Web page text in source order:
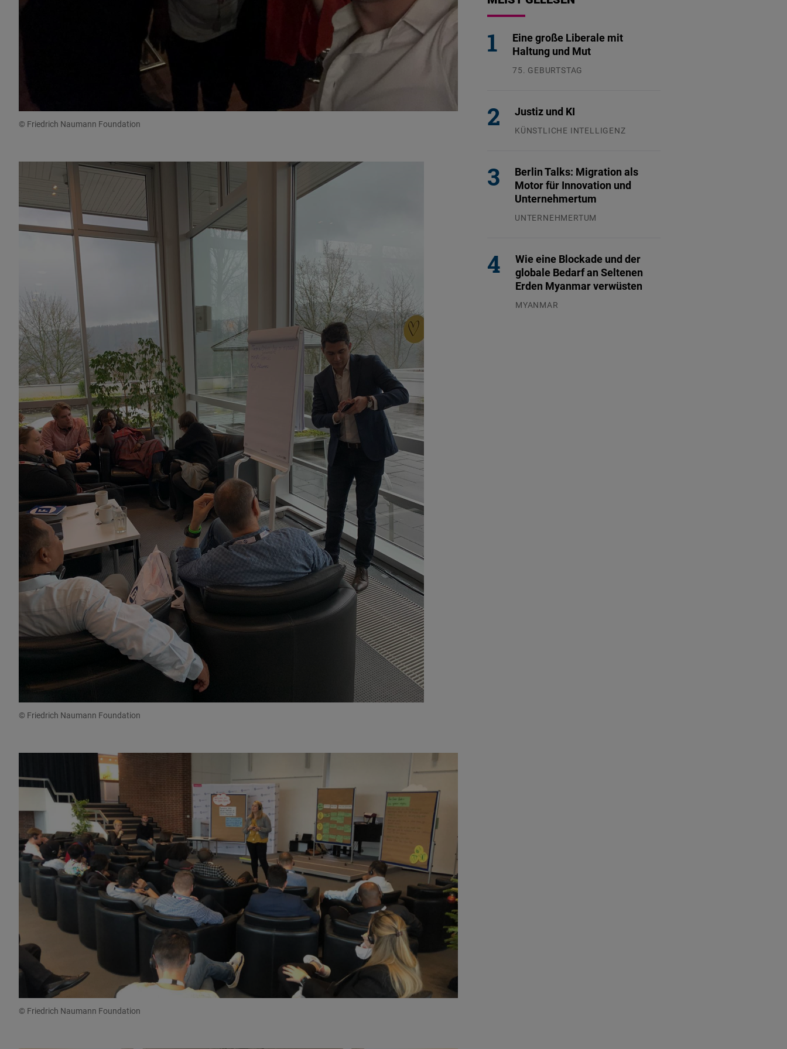
© Friedrich Naumann Foundation
© Friedrich Naumann Foundation
© Friedrich Naumann Foundation
Eine große Liberale mit
Haltung und Mut
75. GEBURTSTAG
Justiz und KI
KÜNSTLICHE INTELLIGENZ
Berlin Talks: Migration als
Motor für Innovation und
Unternehmertum
UNTERNEHMERTUM
Wie eine Blockade und der
globale Bedarf an Seltenen
Erden Myanmar verwüsten
MYANMAR